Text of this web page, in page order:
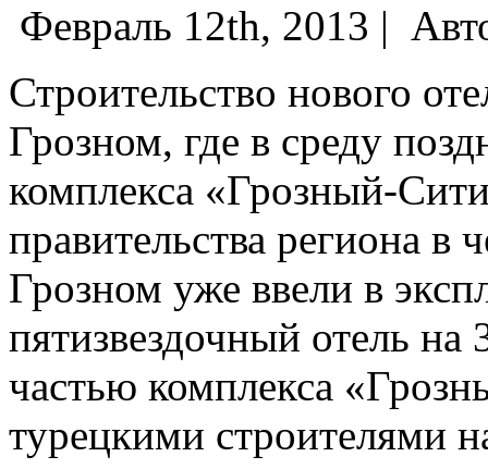
Февраль 12th, 2013 |
Строительство нового
Грозном, где в среду
комплекса «Грозный-
правительства региона в
Грозном уже ввели в
пятизвездочный отель на
частью комплекса
турецкими строителями